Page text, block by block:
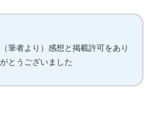
（筆者より）感想と掲載許可をあり
がとうございました